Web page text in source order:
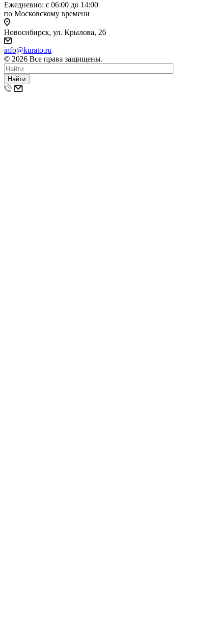
Ежедневно: с 06:00 до 14:00
по Московскому времени
Новосибирск, ул. Крылова, 26
info@kurato.ru
© 2026 Все права защищены.
Найти